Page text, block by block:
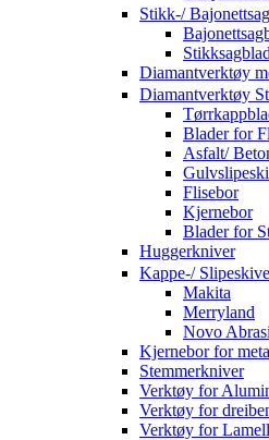
Stikk-/
Diamantverktøy
Diamantverktøy
Blader for
Asfalt/
Flisebor
Kjernebor
Blader for
Huggerkniver
Kappe-/
Makita
Merryland
Novo
Kjernebor for
Stemmerkniver
Verktøy for
Verktøy for
Verktøy for